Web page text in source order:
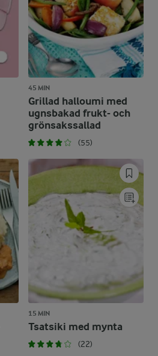
45 MIN
Grillad halloumi med
ugnsbakad frukt- och
grönsakssallad
(55)
15 MIN
Tsatsiki med mynta
(22)